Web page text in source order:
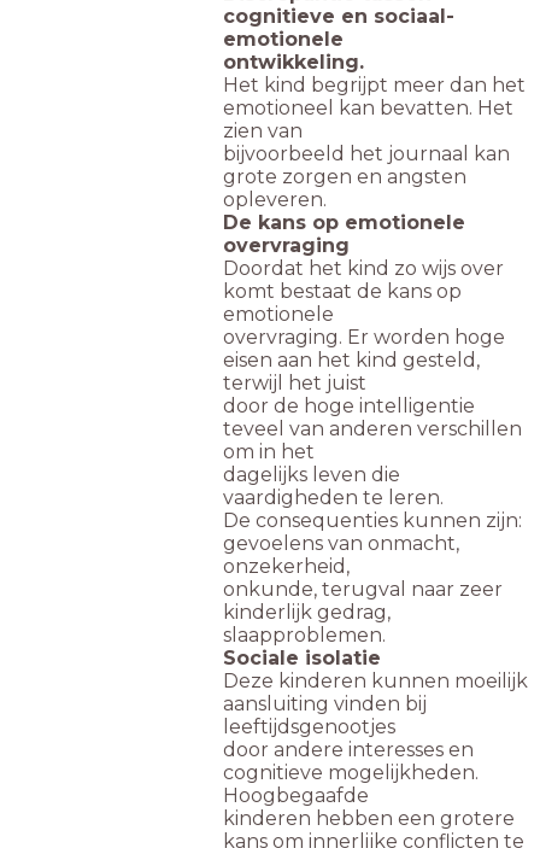
cognitieve en sociaal-
emotionele
ontwikkeling.
Het kind begrijpt meer dan het
emotioneel kan bevatten. Het
zien van
bijvoorbeeld het journaal kan
grote zorgen en angsten
opleveren.
De kans op emotionele
overvraging
Doordat het kind zo wijs over
komt bestaat de kans op
emotionele
overvraging. Er worden hoge
eisen aan het kind gesteld,
terwijl het juist
door de hoge intelligentie
teveel van anderen verschillen
om in het
dagelijks leven die
vaardigheden te leren.
De consequenties kunnen zijn:
gevoelens van onmacht,
onzekerheid,
onkunde, terugval naar zeer
kinderlijk gedrag,
slaapproblemen.
Sociale isolatie
Deze kinderen kunnen moeilijk
aansluiting vinden bij
leeftijdsgenootjes
door andere interesses en
cognitieve mogelijkheden.
Hoogbegaafde
kinderen hebben een grotere
kans om innerlijke conflicten te